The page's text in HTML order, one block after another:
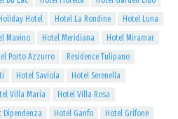
Holiday Hotel Hotel La Rondine
Hotel Luna
Mavino Hotel Meridiana
Hotel Miramar
Porto Azzurro
Residence Tulipano
Hotel Saviola
Hotel Serenella
Villa Maria
Hotel Villa Rosa
Dipendenza Hotel Ganfo
Hotel Grifone